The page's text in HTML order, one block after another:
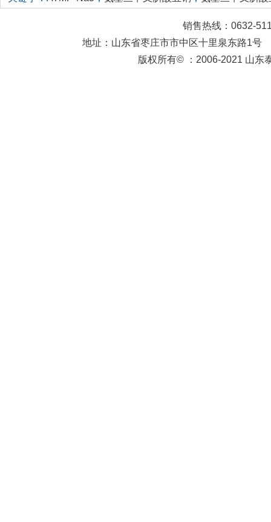
销售热线：0632-
地址：山东省枣庄市市中区十里泉东路1
版权所有© ：2006-2021 山东